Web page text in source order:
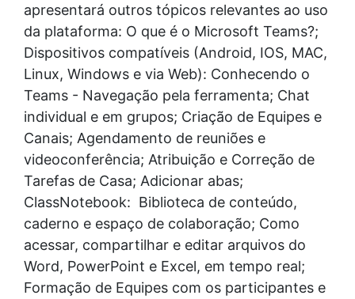
apresentará outros tópicos relevantes ao uso
da plataforma: O que é o Microsoft Teams?;
Dispositivos compatíveis (Android, IOS, MAC,
Linux, Windows e via Web): Conhecendo o
Teams - Navegação pela ferramenta; Chat
individual e em grupos; Criação de Equipes e
Canais; Agendamento de reuniões e
videoconferência; Atribuição e Correção de
Tarefas de Casa; Adicionar abas;
ClassNotebook: Biblioteca de conteúdo,
caderno e espaço de colaboração; Como
acessar, compartilhar e editar arquivos do
Word, PowerPoint e Excel, em tempo real;
Formação de Equipes com os participantes e